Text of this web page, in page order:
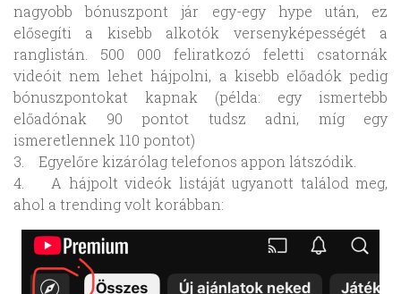
nagyobb bónuszpont jár egy-egy hype után, ez
elősegíti a kisebb alkotók versenyképességét a
ranglistán. 500 000 feliratkozó feletti csatornák
videóit nem lehet hájpolni, a kisebb előadók pedig
bónuszpontokat kapnak (példa: egy ismertebb
előadónak 90 pontot tudsz adni, míg egy
ismeretlennek 110 pontot)
3. Egyelőre kizárólag telefonos appon látszódik.
4. A hájpolt videók listáját ugyanott találod meg,
ahol a trending volt korábban: